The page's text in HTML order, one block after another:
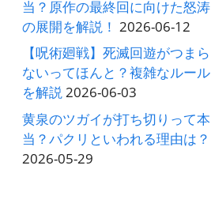
当？原作の最終回に向けた怒涛
の展開を解説！ 2026-06-12
【呪術廻戦】死滅回遊がつまら
ないってほんと？複雑なルール
を解説2026-06-03
黄泉のツガイが打ち切りって本
当？パクリといわれる理由は？
2026-05-29